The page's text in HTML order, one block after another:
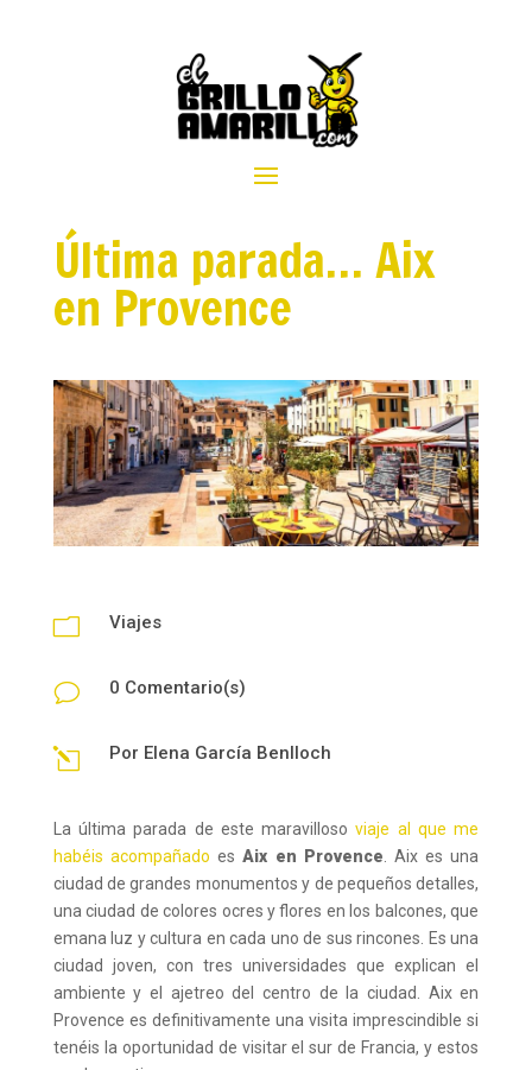
Última parada… Aix
en Provence
m Viajes
v 0 Comentario(s)
l Por Elena García Benlloch
La última parada de este maravillosoviaje al que me
habéis acompañado esAix en Provence. Aix es una
ciudad de grandes monumentos y de pequeños detalles,
una ciudad de colores ocres y flores en los balcones, que
emana luz y cultura en cada uno de sus rincones. Es una
ciudad joven, con tres universidades que explican el
ambiente y el ajetreo del centro de la ciudad. Aix en
Provence es definitivamente una visita imprescindible si
tenéis la oportunidad de visitar el sur de Francia, y estos